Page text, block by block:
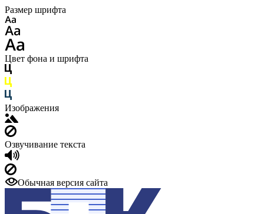
Размер шрифта
Цвет фона и шрифта
Изображения
Озвучивание текста
Обычная версия сайта